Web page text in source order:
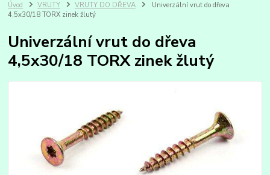
Úvod VRUTY VRUTY DO DŘEVA
Univerzální vrut do dřeva
4,5x30/18 TORX zinek žlutý
Univerzální vrut do dřeva
4,5x30/18 TORX zinek žlutý